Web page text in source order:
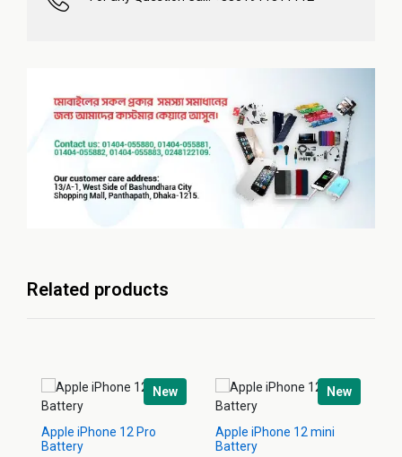
Related products
New
Apple iPhone 12 Pro
Battery
New
Apple iPhone 12 mini
Battery